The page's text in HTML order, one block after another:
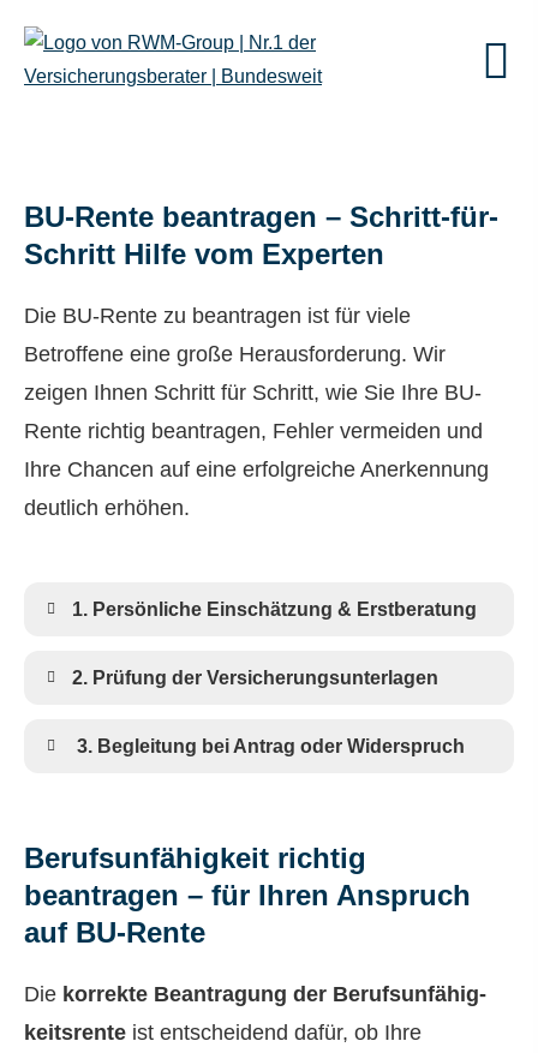
BU-Rente beantragen – Schritt-für-
Schritt Hilfe vom Experten
Die BU-Rente zu beantragen ist für viele
Betroffene eine große Herausforderung. Wir
zeigen Ihnen Schritt für Schritt, wie Sie Ihre BU-
Rente richtig beantragen, Fehler vermeiden und
Ihre Chancen auf eine erfolgreiche Anerkennung
deutlich erhöhen.
1. Persönliche Einschätzung & Erstberatung
2. Prüfung der Versicherungsunterlagen
3. Begleitung bei Antrag oder Widerspruch
Berufsunfähigkeit richtig
beantragen – für Ihren Anspruch
auf BU-Rente
Die korrekte Beantragung der Berufs­unfähig­
keitsrente ist entscheidend dafür, ob Ihre